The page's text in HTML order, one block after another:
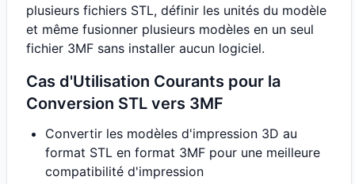
plusieurs fichiers STL, définir les unités du modèle
et même fusionner plusieurs modèles en un seul
fichier 3MF sans installer aucun logiciel.
Cas d'Utilisation Courants pour la
Conversion STL vers 3MF
Convertir les modèles d'impression 3D au
format STL en format 3MF pour une meilleure
compatibilité d'impression